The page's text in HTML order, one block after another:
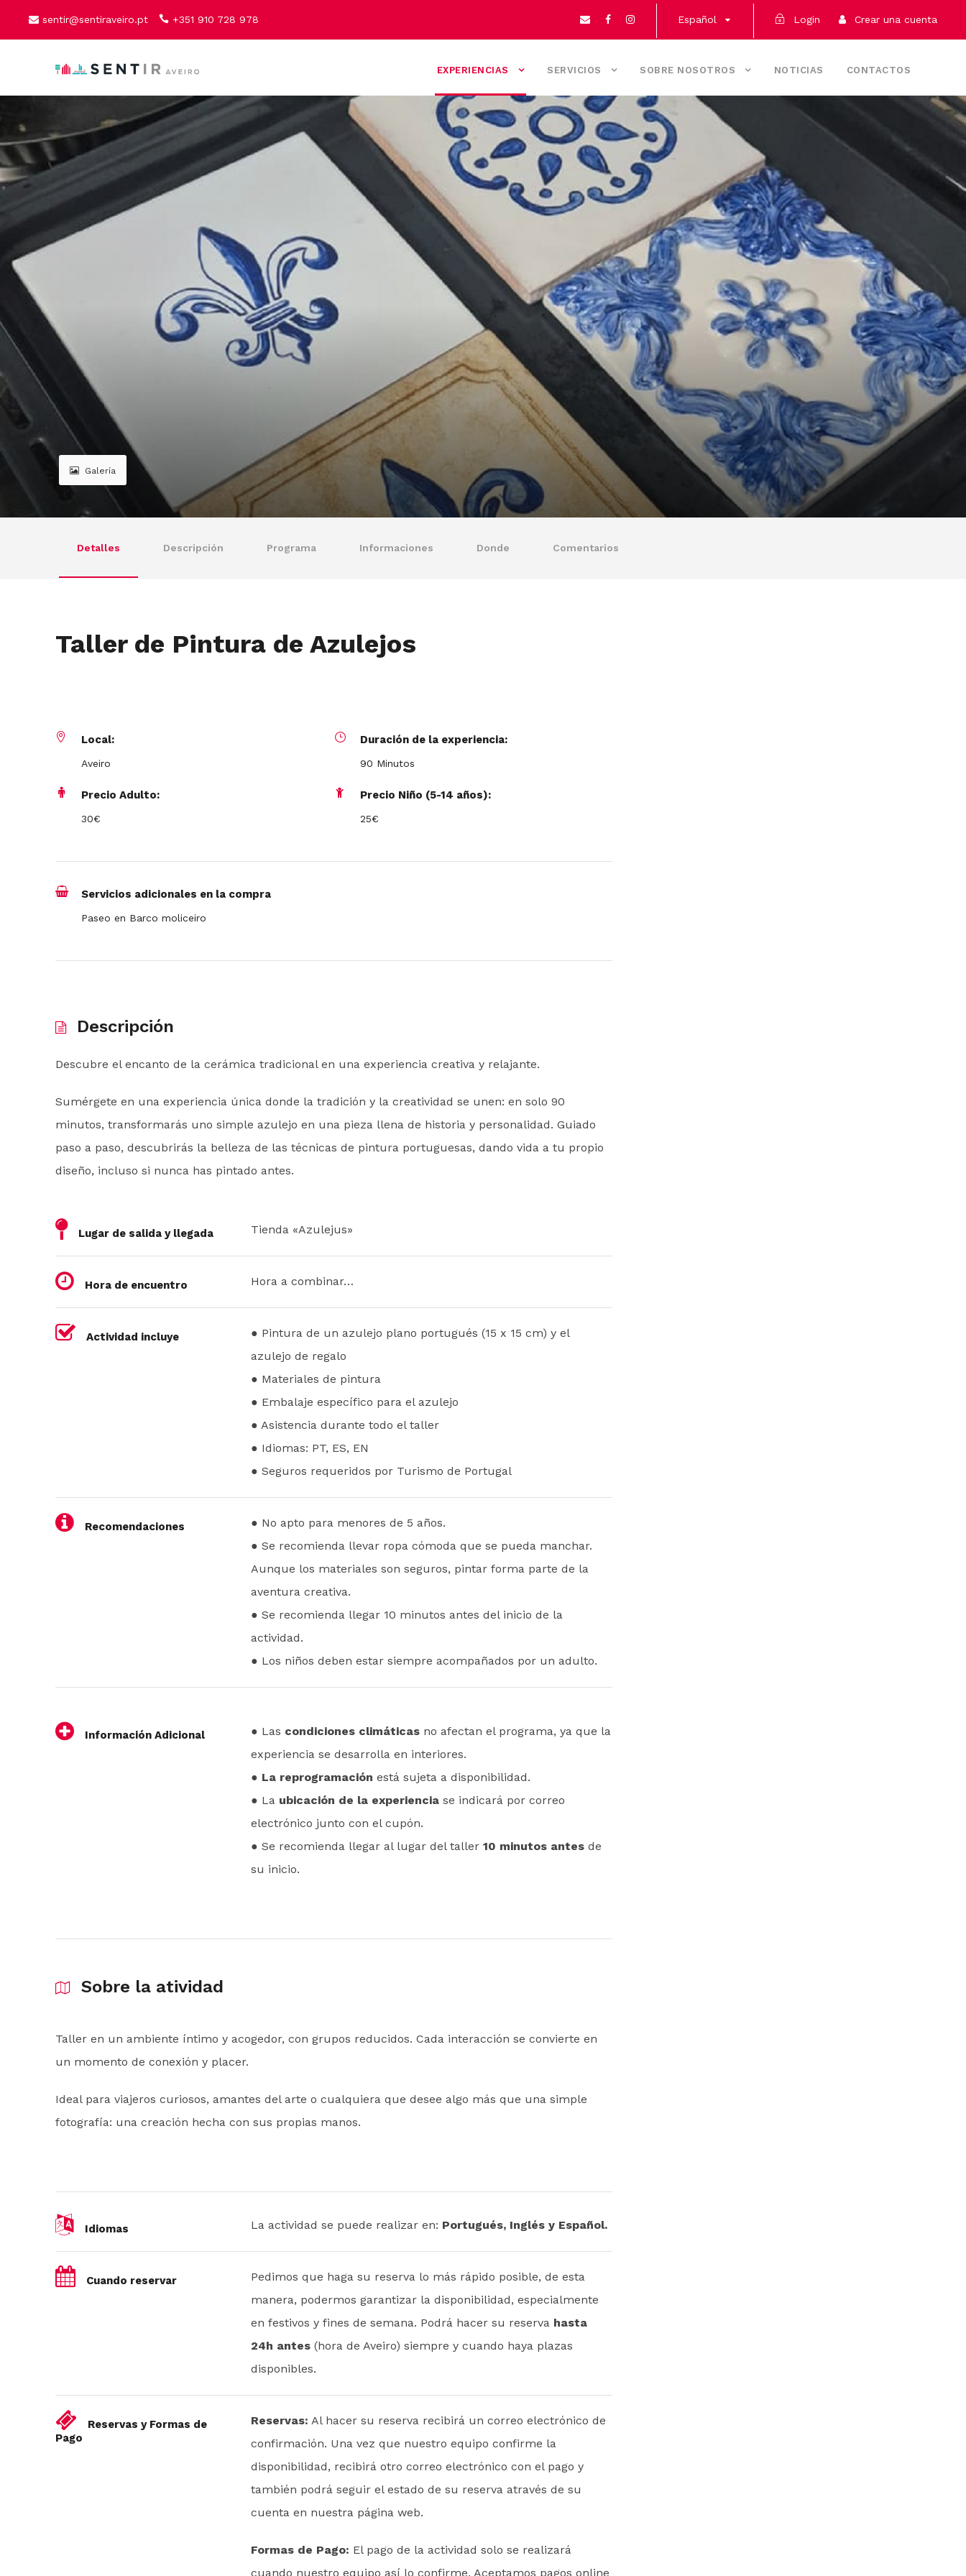
sentir@sentiraveiro.pt +351 910 728 978 Español Login Crear una cuenta
EXPERIENCIAS SERVICIOS SOBRE NOSOTROS NOTICIAS CONTACTOS
Galería
Detalles Descripción Programa Informaciones Donde Comentarios
Taller de Pintura de Azulejos
Local:
Aveiro
Duración de la experiencia:
90 Minutos
Precio Adulto:
30€
Precio Niño (5-14 años):
25€
Servicios adicionales en la compra
Paseo en Barco moliceiro
Descripción
Descubre el encanto de la cerámica tradicional en una experiencia creativa y relajante.
Sumérgete en una experiencia única donde la tradición y la creatividad se unen: en solo 90
minutos, transformarás uno simple azulejo en una pieza llena de historia y personalidad. Guiado
paso a paso, descubrirás la belleza de las técnicas de pintura portuguesas, dando vida a tu propio
diseño, incluso si nunca has pintado antes.
Lugar de salida y llegada Tienda «Azulejus»
Hora de encuentro Hora a combinar…
Actividad incluye
● Pintura de un azulejo plano portugués (15 x 15 cm) y el
azulejo de regalo
● Materiales de pintura
● Embalaje específico para el azulejo
● Asistencia durante todo el taller
● Idiomas: PT, ES, EN
● Seguros requeridos por Turismo de Portugal
Recomendaciones
● No apto para menores de 5 años.
● Se recomienda llevar ropa cómoda que se pueda manchar.
Aunque los materiales son seguros, pintar forma parte de la
aventura creativa.
● Se recomienda llegar 10 minutos antes del inicio de la
actividad.
● Los niños deben estar siempre acompañados por un adulto.
Información Adicional ● Las condiciones climáticasno afectan el programa, ya que la
experiencia se desarrolla en interiores.
● La reprogramación está sujeta a disponibilidad.
● La ubicación de la experienciase indicará por correo
electrónico junto con el cupón.
● Se recomienda llegar al lugar del taller 10 minutos antesde
su inicio.
Sobre la atividad
Taller en un ambiente íntimo y acogedor, con grupos reducidos. Cada interacción se convierte en
un momento de conexión y placer.
Ideal para viajeros curiosos, amantes del arte o cualquiera que desee algo más que una simple
fotografía: una creación hecha con sus propias manos.
Idiomas La actividad se puede realizar en: Portugués, Inglés y Español.
Cuando reservar
Pedimos que haga su reserva lo más rápido posible, de esta
manera, podermos garantizar la disponibilidad, especialmente
en festivos y fines de semana. Podrá hacer su reserva hasta
24h antes(hora de Aveiro) siempre y cuando haya plazas
disponibles.
Reservas y Formas de
Pago
Reservas: Al hacer su reserva recibirá un correo electrónico de
confirmación. Una vez que nuestro equipo confirme la
disponibilidad, recibirá otro correo electrónico con el pago y
también podrá seguir el estado de su reserva através de su
cuenta en nuestra página web.
Formas de Pago: El pago de la actividad solo se realizará
cuando nuestro equipo así lo confirme. Aceptamos pagos online